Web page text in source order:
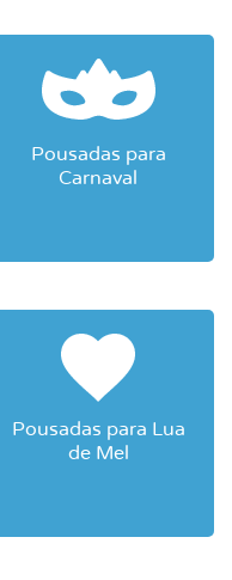
Pousadas para
Carnaval
Pousadas para Lua
de Mel